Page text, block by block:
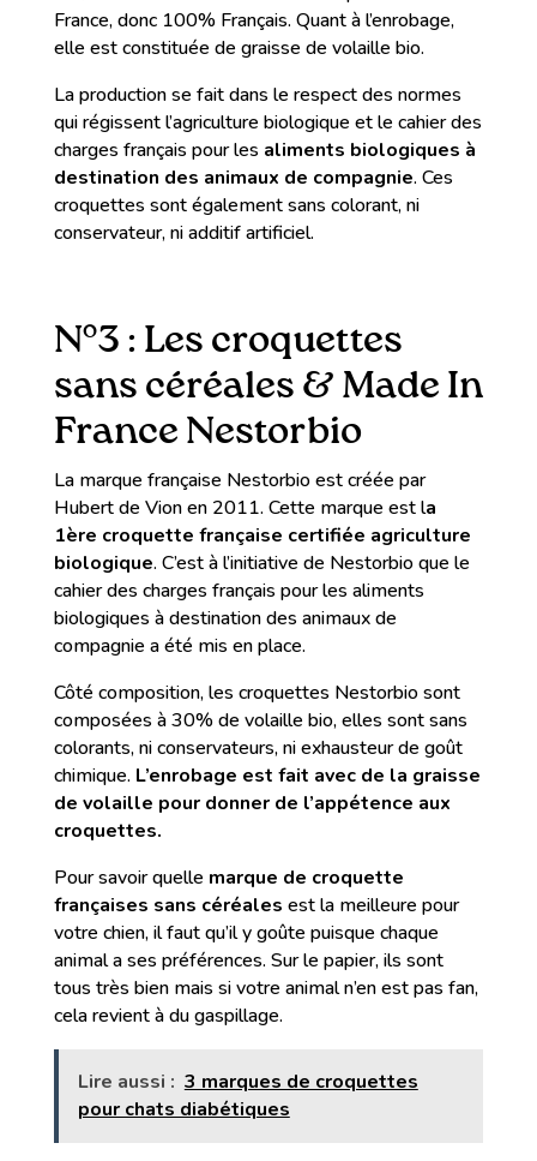
France, donc 100% Français. Quant à l’enrobage,
elle est constituée de graisse de volaille bio.
La production se fait dans le respect des normes
qui régissent l’agriculture biologique et le cahier des
charges français pour les aliments biologiques à
destination des animaux de compagnie. Ces
croquettes sont également sans colorant, ni
conservateur, ni additif artificiel.
N°3 : Les croquettes
sans céréales & Made In
France Nestorbio
La marque française Nestorbio est créée par
Hubert de Vion en 2011. Cette marque est la
1ère croquette française certifiée agriculture
biologique. C’est à l’initiative de Nestorbio que le
cahier des charges français pour les aliments
biologiques à destination des animaux de
compagnie a été mis en place.
Côté composition, les croquettes Nestorbio sont
composées à 30% de volaille bio, elles sont sans
colorants, ni conservateurs, ni exhausteur de goût
chimique. L’enrobage est fait avec de la graisse
de volaille pour donner de l’appétence aux
croquettes.
Pour savoir quelle marque de croquette
françaises sans céréales est la meilleure pour
votre chien, il faut qu’il y goûte puisque chaque
animal a ses préférences. Sur le papier, ils sont
tous très bien mais si votre animal n’en est pas fan,
cela revient à du gaspillage.
Lire aussi : 3 marques de croquettes
pour chats diabétiques